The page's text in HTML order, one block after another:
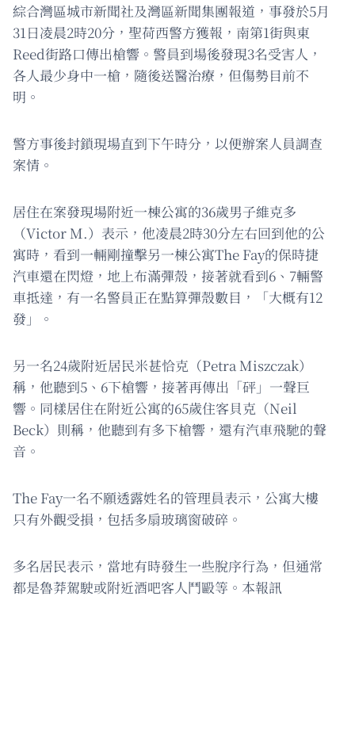
綜合灣區城市新聞社及灣區新聞集團報道，事發於5月
31日凌晨2時20分，聖荷西警方獲報，南第1街與東
Reed街路口傳出槍響。警員到場後發現3名受害人，
各人最少身中一槍，隨後送醫治療，但傷勢目前不
明。
警方事後封鎖現場直到下午時分，以便辦案人員調查
案情。
居住在案發現場附近一棟公寓的36歲男子維克多
（Victor M.）表示，他凌晨2時30分左右回到他的公
寓時，看到一輛剛撞擊另一棟公寓The Fay的保時捷
汽車還在閃燈，地上布滿彈殼，接著就看到6、7輛警
車抵達，有一名警員正在點算彈殼數目，「大概有12
發」。
另一名24歲附近居民米甚恰克（Petra Miszczak）
稱，他聽到5、6下槍響，接著再傳出「砰」一聲巨
響。同樣居住在附近公寓的65歲住客貝克（Neil
Beck）則稱，他聽到有多下槍響，還有汽車飛馳的聲
音。
The Fay一名不願透露姓名的管理員表示，公寓大樓
只有外觀受損，包括多扇玻璃窗破碎。
多名居民表示，當地有時發生一些脫序行為，但通常
都是魯莽駕駛或附近酒吧客人鬥毆等。本報訊